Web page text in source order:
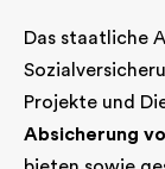
Das staatliche
Projekte und
Absicherung